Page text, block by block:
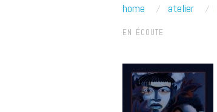
home atelier
EN ÉCOUTE